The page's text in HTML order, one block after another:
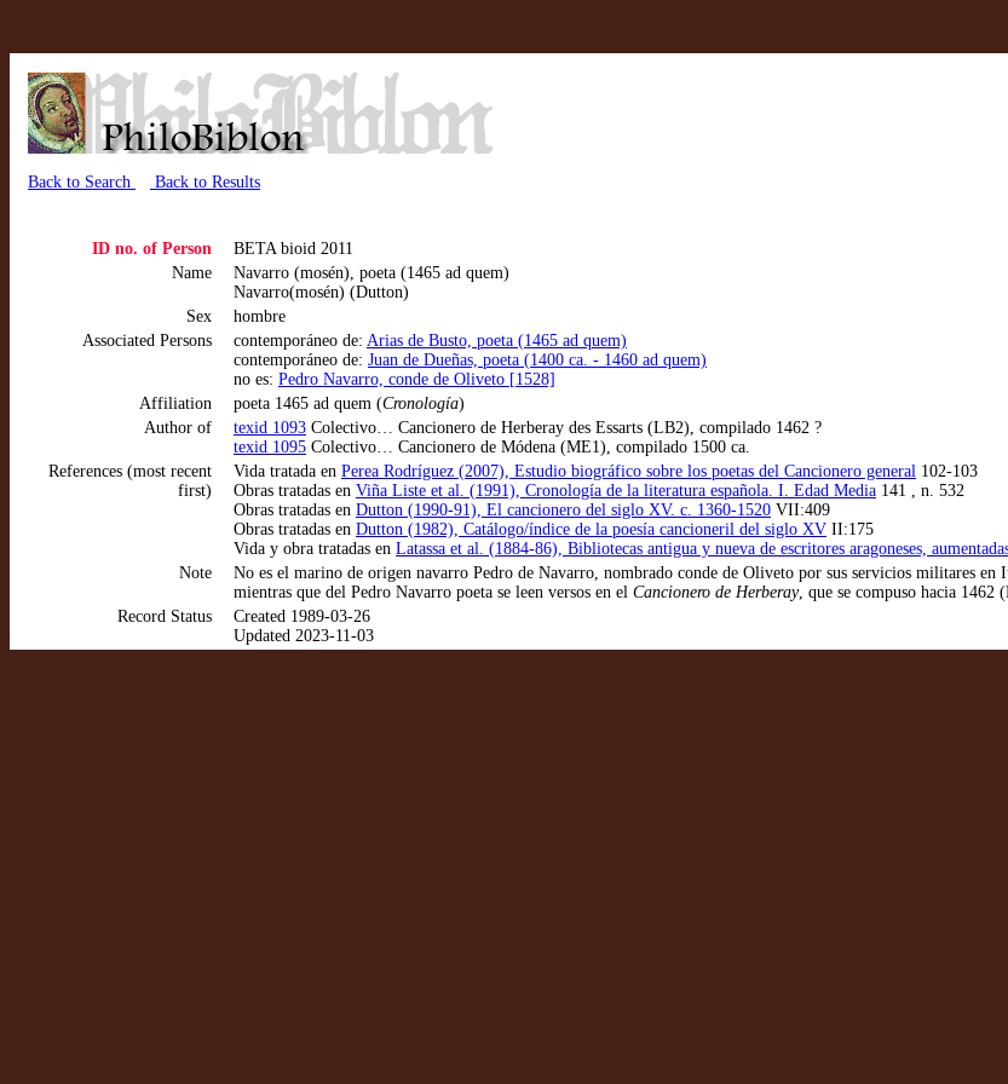
Back to Search Back to Results
ID no. of Person
BETA bioid 2011
Name
Navarro (mosén), poeta (1465 ad quem)
Navarro(mosén) (Dutton)
Sex
hombre
Associated Persons
contemporáneo de: Arias de Busto, poeta (1465 ad quem)
contemporáneo de: Juan de Dueñas, poeta (1400 ca. - 1460 ad quem)
no es: Pedro Navarro, conde de Oliveto [1528]
Affiliation
poeta 1465 ad quem (Cronología)
Author of
texid 1093 Colectivo… Cancionero de Herberay des Essarts (LB2), compilado 1462 ?
texid 1095 Colectivo… Cancionero de Módena (ME1), compilado 1500 ca.
References (most recent
first)
Vida tratada en Perea Rodríguez (2007), Estudio biográfico sobre los poetas del Cancionero general 102-103
Obras tratadas en Viña Liste et al. (1991), Cronología de la literatura española. I. Edad Media 141 , n. 532
Obras tratadas en Dutton (1990-91), El cancionero del siglo XV. c. 1360-1520 VII:409
Obras tratadas en Dutton (1982), Catálogo/índice de la poesía cancioneril del siglo XV II:175
Vida y obra tratadas en Latassa et al. (1884-86), Bibliotecas antigua y nueva de escritores aragoneses,
Note
No es el marino de origen navarro Pedro de Navarro, nombrado conde de Oliveto por sus servicios militares
mientras que del Pedro Navarro poeta se leen versos en el Cancionero de Herberay, que se compuso hacia 1462
Record Status
Created 1989-03-26
Updated 2023-11-03